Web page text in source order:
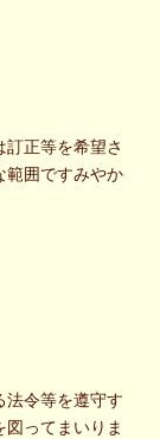
正等を希望さ
範囲ですみやか
法令等を遵守す
ってまいりま